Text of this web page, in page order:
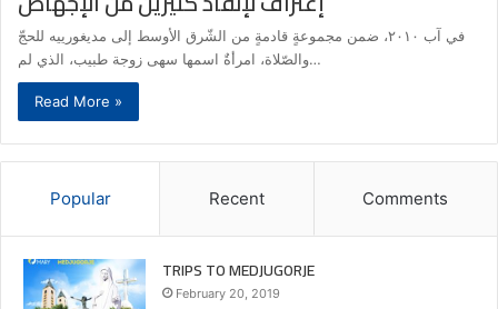
في آب ٢٠١٠، ضمن مجموعةٍ قادمةٍ من الشّرق الأوسط إلى مديغورييه للحجّ
والصّلاة، امرأةٌ اسمها سهى زوجة طبيب، الذي لم…
Read More »
Popular Recent Comments
TRIPS TO MEDJUGORJE
February 20, 2019